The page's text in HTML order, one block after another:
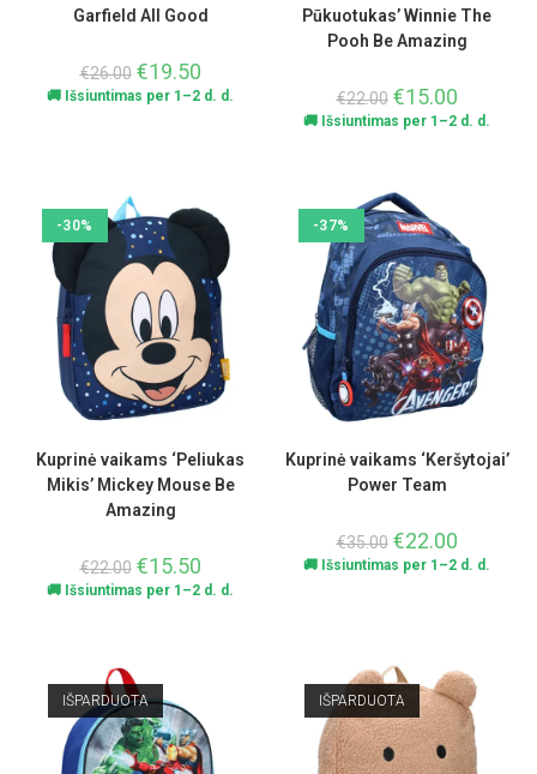
Garfield All Good
€26.00 €19.50
🚚 Išsiuntimas per 1–2 d. d.
Pūkuotukas’ Winnie The
Pooh Be Amazing
€22.00 €15.00
🚚 Išsiuntimas per 1–2 d. d.
-30%
Kuprinė vaikams ‘Peliukas
Mikis’ Mickey Mouse Be
Amazing
€22.00 €15.50
🚚 Išsiuntimas per 1–2 d. d.
-37%
Kuprinė vaikams ‘Keršytojai’
Power Team
€35.00 €22.00
🚚 Išsiuntimas per 1–2 d. d.
IŠPARDUOTA IŠPARDUOTA